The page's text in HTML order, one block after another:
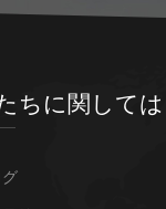
ちに関しては